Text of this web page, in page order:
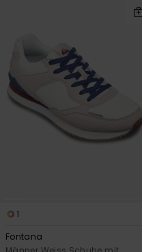
1
Fontana